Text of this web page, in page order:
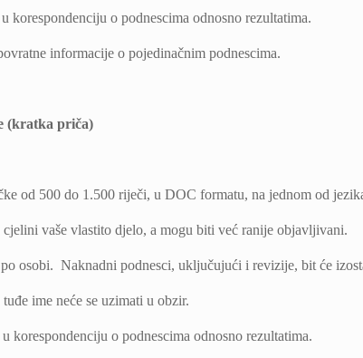
korespondenciju o podnescima odnosno rezultatima.
informacije o pojedinačnim podnescima.
(kratka priča)
od 500 do 1.500 riječi, u DOC formatu, na jednom od
vaše vlastito djelo, a mogu biti već ranije objavljivani.
po osobi. Naknadni podnesci, uključujući i revizije, bit će
ime neće se uzimati u obzir.
korespondenciju o podnescima odnosno rezultatima.